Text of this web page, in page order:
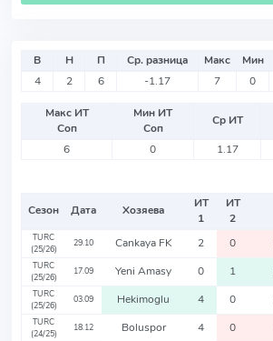
В Н П Ср. разница Макс Мин
4
2 6 -1.17 7 0
Макс ИТ
Соп
Мин ИТ
Соп
Ср ИТ
6
0 1.17
Сезон Дата Хозяева
ИТ
1
ИТ
2
TURC
(25/26)
29.10 Cankaya FK 2 0
TURC
(25/26)
17.09 Yeni Amasy 0 1
TURC
(25/26)
03.09 Hekimoglu 4 0
TURC
(24/25)
18.12 Boluspor 4 0